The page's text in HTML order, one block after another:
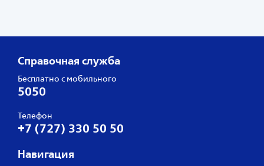
Справочная служба
Бесплатно с мобильного
5050
Телефон
+7 (727) 330 50 50
Навигация